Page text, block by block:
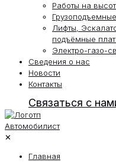
Работы на
Лифты,
подъёмные
Электро-газо-
Сведения о нас
Новости
Контакты
Связаться с
✕
Главная